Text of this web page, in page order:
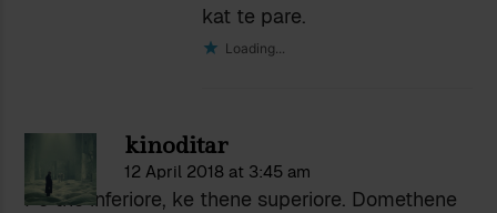
kat te pare.
Loading...
kinoditar
12 April 2018 at 3:45 am
Po the inferiore, ke thene superiore. Domethene